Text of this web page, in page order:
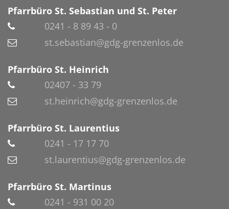
Pfarrbüro St. Sebastian und St. Peter
0241 - 8 89 43 - 0
st.sebastian@gdg-grenzenlos.de
Pfarrbüro St. Heinrich
02407 - 33 79
st.heinrich@gdg-grenzenlos.de
Pfarrbüro St. Laurentius
0241 - 17 17 70
st.laurentius@gdg-grenzenlos.de
Pfarrbüro St. Martinus
0241 - 931 00 20